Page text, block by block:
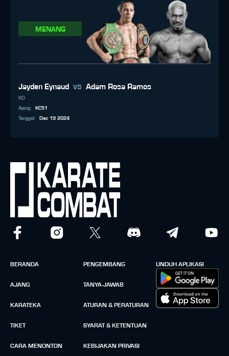
MENANG
Jayden Eynaud vs Adam Rosa Ramos
KO
Ajang:
KC51
Tanggal : Dec 19 2024
BERANDA
AJANG
KARATEKA
TIKET
CARA MENONTON
PENGEMBANG
TANYA-JAWAB
ATURAN & PERATURAN
SYARAT & KETENTUAN
KEBIJAKAN PRIVASI
UNDUH APLIKASI